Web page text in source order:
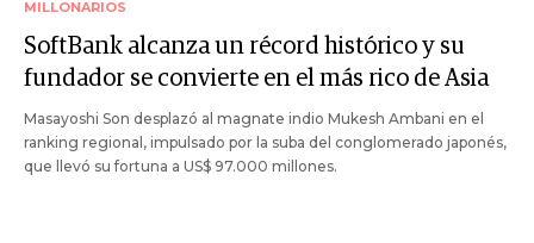
MILLONARIOS
SoftBank alcanza un récord histórico y su
fundador se convierte en el más rico de Asia
Masayoshi Son desplazó al magnate indio Mukesh Ambani en el
ranking regional, impulsado por la suba del conglomerado japonés,
que llevó su fortuna a US$ 97.000 millones.